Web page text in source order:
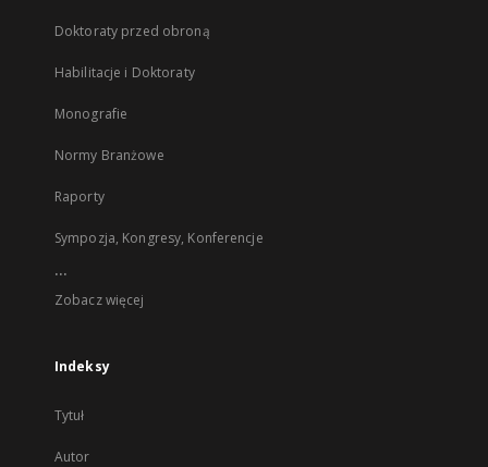
Doktoraty przed obroną
Habilitacje i Doktoraty
Monografie
Normy Branżowe
Raporty
Sympozja, Kongresy, Konferencje
...
Zobacz więcej
Indeksy
Tytuł
Autor